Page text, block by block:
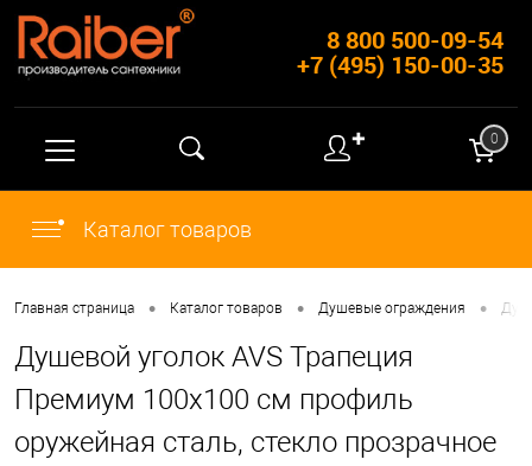
8 800 500-09-54
+7 (495) 150-00-35
✚ 0
Каталог товаров
Главная страница • Каталог товаров • Душевые ограждения •
Душевой уголок AVS Трапеция
Премиум 100х100 см профиль
оружейная сталь, стекло прозрачное